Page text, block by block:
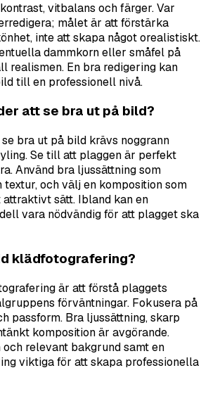
vitbalans och färger. Var
målet är att förstärka
inte att skapa något orealistiskt.
dammkorn eller småfel på
realismen. En bra redigering kan
till en professionell nivå.
att se bra ut på bild?
bra ut på bild krävs noggrann
Se till att plaggen är perfekt
Använd bra ljussättning som
och välj en komposition som
sätt. Ibland kan en
vara nödvändig för att plagget ska
klädfotografering?
är att förstå plaggets
förväntningar. Fokusera på
passform. Bra ljussättning, skarp
komposition är avgörande.
relevant bakgrund samt en
viktiga för att skapa professionella